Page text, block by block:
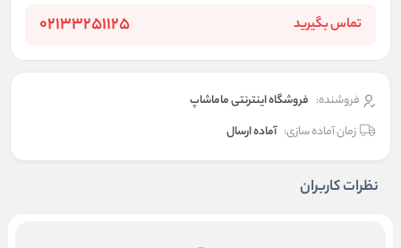
تماس بگیرید 02133251125
فروشنده: فروشگاه اینترنتی ماماشاپ
زمان آماده سازی: آماده ارسال
نظرات کاربران